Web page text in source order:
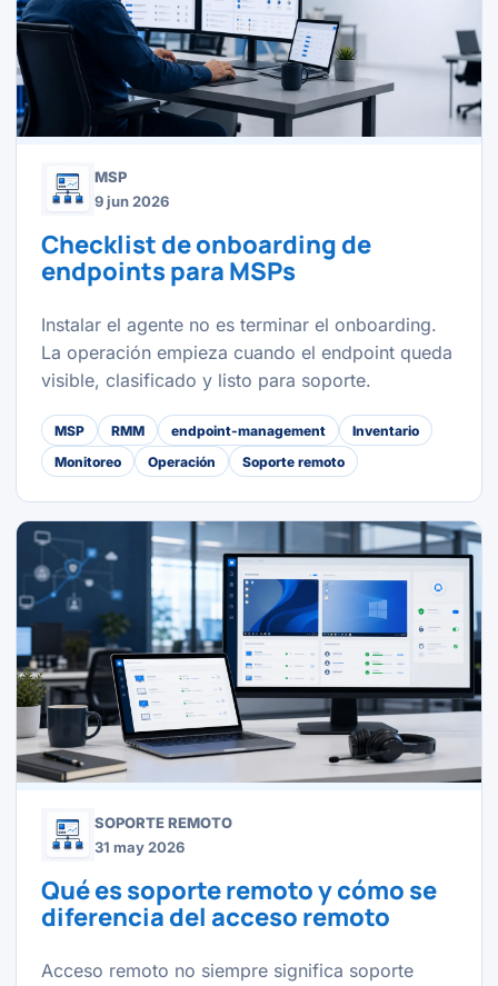
MSP
9 jun 2026
Checklist de onboarding de
endpoints para MSPs
Instalar el agente no es terminar el onboarding.
La operación empieza cuando el endpoint queda
visible, clasificado y listo para soporte.
MSP RMM endpoint-management
Inventario
Monitoreo
Operación Soporte remoto
SOPORTE REMOTO
31 may 2026
Qué es soporte remoto y cómo se
diferencia del acceso remoto
Acceso remoto no siempre significa soporte